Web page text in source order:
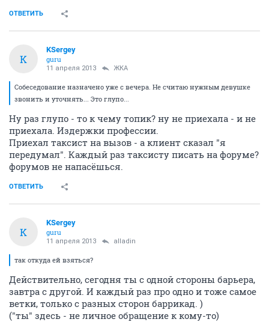
ОТВЕТИТЬ
K
KSergey
guru
11 апреля 2013 ЖКА
Собеседование назначено уже с вечера. Не считаю нужным девушке
звонить и уточнять... Это глупо...
Ну раз глупо - то к чему топик? ну не приехала - и не
приехала. Издержки профессии.
Приехал таксист на вызов - а клиент сказал "я
передумал". Каждый раз таксисту писать на форуме?
форумов не напасёшься.
ОТВЕТИТЬ
K
KSergey
guru
11 апреля 2013 alladin
так откуда ей взяться?
Действительно, сегодня ты с одной стороны барьера,
завтра с другой. И каждый раз про одно и тоже самое
ветки, только с разных сторон баррикад. )
("ты" здесь - не личное обращение к кому-то)